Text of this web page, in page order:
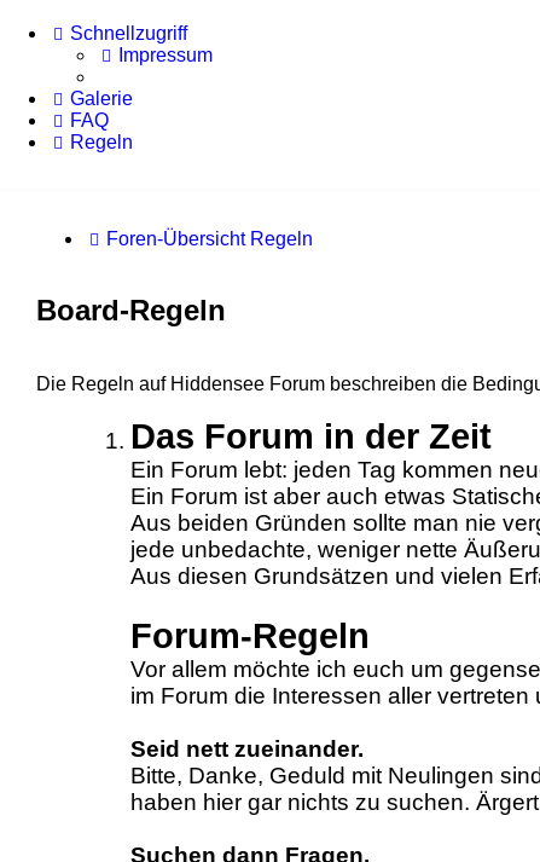
Schnellzugriff
Impressum
Galerie
FAQ
Regeln
Foren-Übersicht Regeln
Board-Regeln
Die Regeln auf Hiddensee Forum beschreiben die
Das Forum in der Zeit
Ein Forum lebt: jeden Tag kommen
Ein Forum ist aber auch etwas
Aus beiden Gründen sollte man nie
jede unbedachte, weniger nette
Aus diesen Grundsätzen und vielen
Forum-Regeln
Vor allem möchte ich euch um
im Forum die Interessen aller
Seid nett zueinander.
Bitte, Danke, Geduld mit Neulingen
haben hier gar nichts zu suchen.
Suchen dann Fragen.